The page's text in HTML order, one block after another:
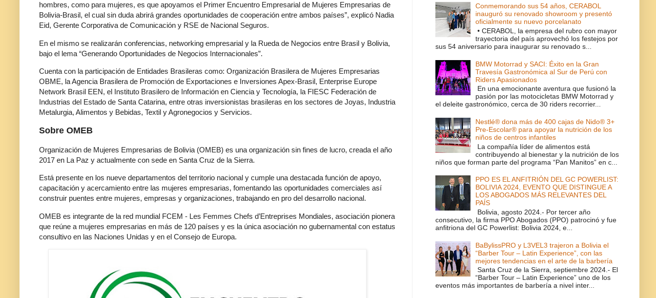
hombres, como para mujeres, es que apoyamos el Primer Encuentro Empresarial de Mujeres Empresarias de
Bolivia-Brasil, el cual sin duda abrirá grandes oportunidades de cooperación entre ambos países”, explicó Nadia
Eid, Gerente Corporativa de Comunicación y RSE de Nacional Seguros.
En el mismo se realizarán conferencias, networking empresarial y la Rueda de Negocios entre Brasil y Bolivia,
bajo el lema “Generando Oportunidades de Negocios Internacionales”.
Cuenta con la participación de Entidades Brasileras como: Organización Brasilera de Mujeres Empresarias
OBME, la Agencia Brasilera de Promoción de Exportaciones e Inversiones Apex-Brasil, Enterprise Europe
Network Brasil EEN, el Instituto Brasilero de Información en Ciencia y Tecnología, la FIESC Federación de
Industrias del Estado de Santa Catarina, entre otras inversionistas brasileras en los sectores de Joyas, Industria
Metalurgia, Alimentos y Bebidas, Textil y Agronegocios y Servicios.
Sobre OMEB
Organización de Mujeres Empresarias de Bolivia (OMEB) es una organización sin fines de lucro, creada el año
2017 en La Paz y actualmente con sede en Santa Cruz de la Sierra.
Está presente en los nueve departamentos del territorio nacional y cumple una destacada función de apoyo,
capacitación y acercamiento entre las mujeres empresarias, fomentando las oportunidades comerciales así
construir puentes entre mujeres, empresas y organizaciones, trabajando en pro del desarrollo nacional.
OMEB es integrante de la red mundial FCEM - Les Femmes Chefs d’Entreprises Mondiales, asociación pionera
que reúne a mujeres empresarias en más de 120 países y es la única asociación no gubernamental con estatus
consultivo en las Naciones Unidas y en el Consejo de Europa.
Conmemorando sus 54 años, CERABOL
inauguró su renovado showroom y presentó
oficialmente su nuevo porcelanato
• CERABOL, la empresa del rubro con mayor
trayectoria del país aprovechó los festejos por
sus 54 aniversario para inaugurar su renovado s...
BMW Motorrad y SACI: Éxito en la Gran
Travesía Gastronómica al Sur de Perú con
Riders Apasionados
En una emocionante aventura que fusionó la
pasión por las motocicletas BMW Motorrad y
el deleite gastronómico, cerca de 30 riders recorrier...
Nestlé® dona más de 400 cajas de Nido® 3+
Pre-Escolar® para apoyar la nutrición de los
niños de centros infantiles
La compañía líder de alimentos está
contribuyendo al bienestar y la nutrición de los
niños que forman parte del programa “Pan Manitos” en c...
PPO ES EL ANFITRIÓN DEL GC POWERLIST:
BOLIVIA 2024, EVENTO QUE DISTINGUE A
LOS ABOGADOS MÁS RELEVANTES DEL
PAÍS
Bolivia, agosto 2024.- Por tercer año
consecutivo, la firma PPO Abogados (PPO) patrocinó y fue
anfitriona del GC Powerlist: Bolivia 2024, e...
BaBylissPRO y L3VEL3 trajeron a Bolivia el
“Barber Tour – Latin Experience”, con las
mejores tendencias en el arte de la barbería
Santa Cruz de la Sierra, septiembre 2024.- El
“Barber Tour – Latin Experience” uno de los
eventos más importantes de barbería a nivel inter...